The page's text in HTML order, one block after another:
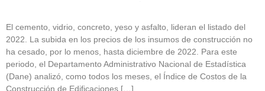
El cemento, vidrio, concreto, yeso y asfalto, lideran el listado del
2022. La subida en los precios de los insumos de construcción no
ha cesado, por lo menos, hasta diciembre de 2022. Para este
periodo, el Departamento Administrativo Nacional de Estadística
(Dane) analizó, como todos los meses, el Índice de Costos de la
Construcción de Edificaciones […]